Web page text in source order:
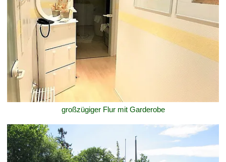
großzügiger Flur mit Garderobe